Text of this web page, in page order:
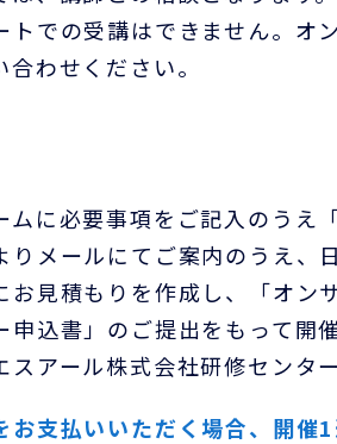
トでの受講はできません。
わせください。
に必要事項をご記入のうえ
メールにてご案内のうえ、
見積もりを作成し、「オン
申込書」のご提出をもって開
アール株式会社研修センタ
支払いいただく場合、開催